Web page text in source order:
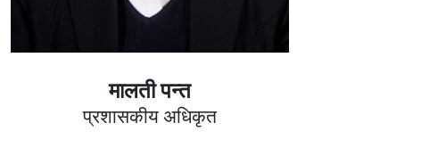
मालती पन्त
प्रशासकीय अधिकृत